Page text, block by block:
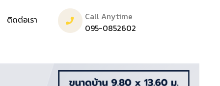
ติดต่อเรา
Call Anytime
095-0852602